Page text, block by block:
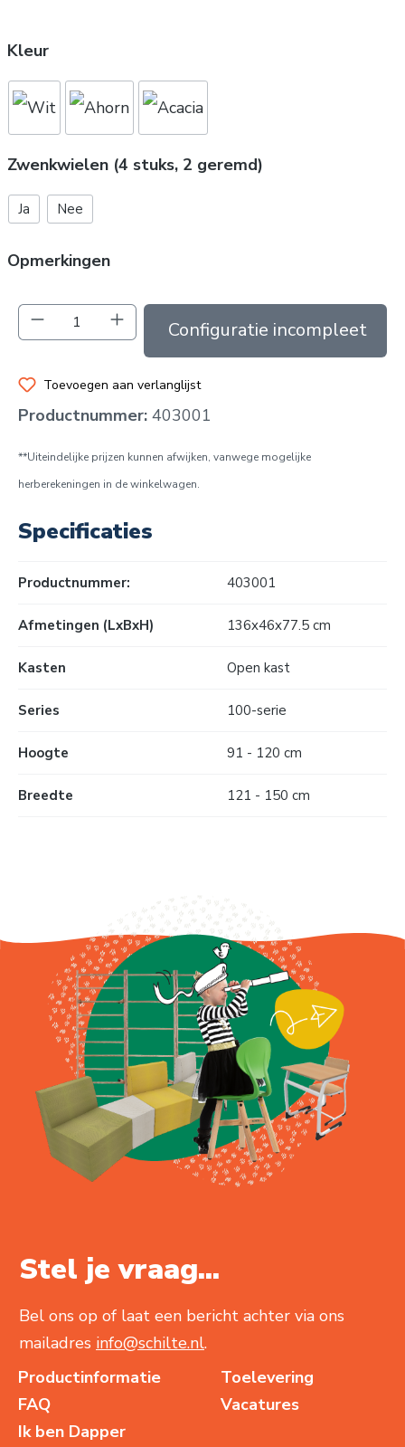
Kleur
Zwenkwielen (4 stuks, 2 geremd)
Ja Nee
Opmerkingen
Producthoeveelheid: Voer de gewenste
In de winkelmand
Toevoegen aan verlanglijst
Productnummer: 403001
**Uiteindelijke prijzen kunnen afwijken, vanwege mogelijke
herberekeningen in de winkelwagen.
Specificaties
Productnummer: 403001
Afmetingen (LxBxH) 136x46x77.5 cm
Kasten Open kast
Series 100-serie
Hoogte 91 - 120 cm
Breedte 121 - 150 cm
Stel je vraag...
Bel ons op of laat een bericht achter via ons
mailadres info@schilte.nl.
Productinformatie
Toelevering
FAQ
Vacatures
Ik ben Dapper